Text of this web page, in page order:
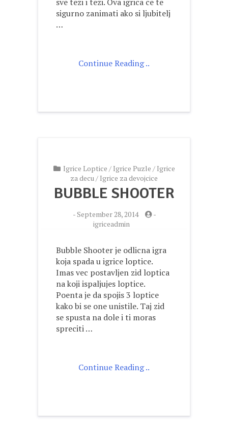
sigurno zanimati ako si ljubitelj
…
Continue Reading ..
Igrice Loptice / Igrice Puzle / Igrice
za decu/ Igrice za devojcice
BUBBLE SHOOTER
-September 28, 2014
-
igriceadmin
Bubble Shooter je odlicna igra
koja spada u igrice loptice.
Imas vec postavljen zid loptica
na koji ispaljujes loptice.
Poenta je da spojis 3 loptice
kako bi se one unistile. Taj zid
se spusta na dole i ti moras
spreciti …
Continue Reading ..